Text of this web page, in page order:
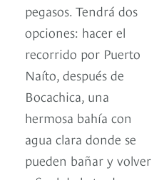
pegasos. Tendrá dos
opciones: hacer el
recorrido por Puerto
Naíto, después de
Bocachica, una
hermosa bahía con
agua clara donde se
pueden bañar y volver